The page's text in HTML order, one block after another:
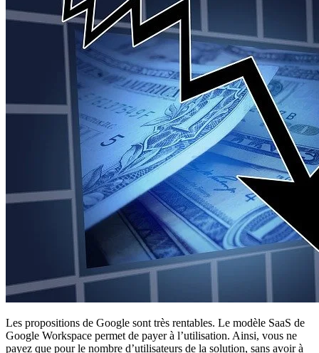
Les propositions de Google sont très rentables. Le modèle SaaS de
Google Workspace permet de payer à l’utilisation. Ainsi, vous ne
payez que pour le nombre d’utilisateurs de la solution, sans avoir à